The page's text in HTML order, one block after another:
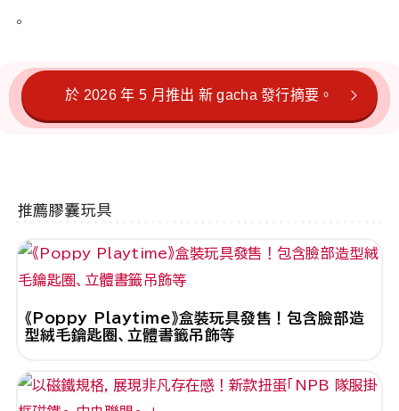
。
於 2026 年 5 月推出 新 gacha 發行摘要。
推薦膠囊玩具
《Poppy Playtime》盒裝玩具發售！包含臉部造
型絨毛鑰匙圈、立體書籤吊飾等